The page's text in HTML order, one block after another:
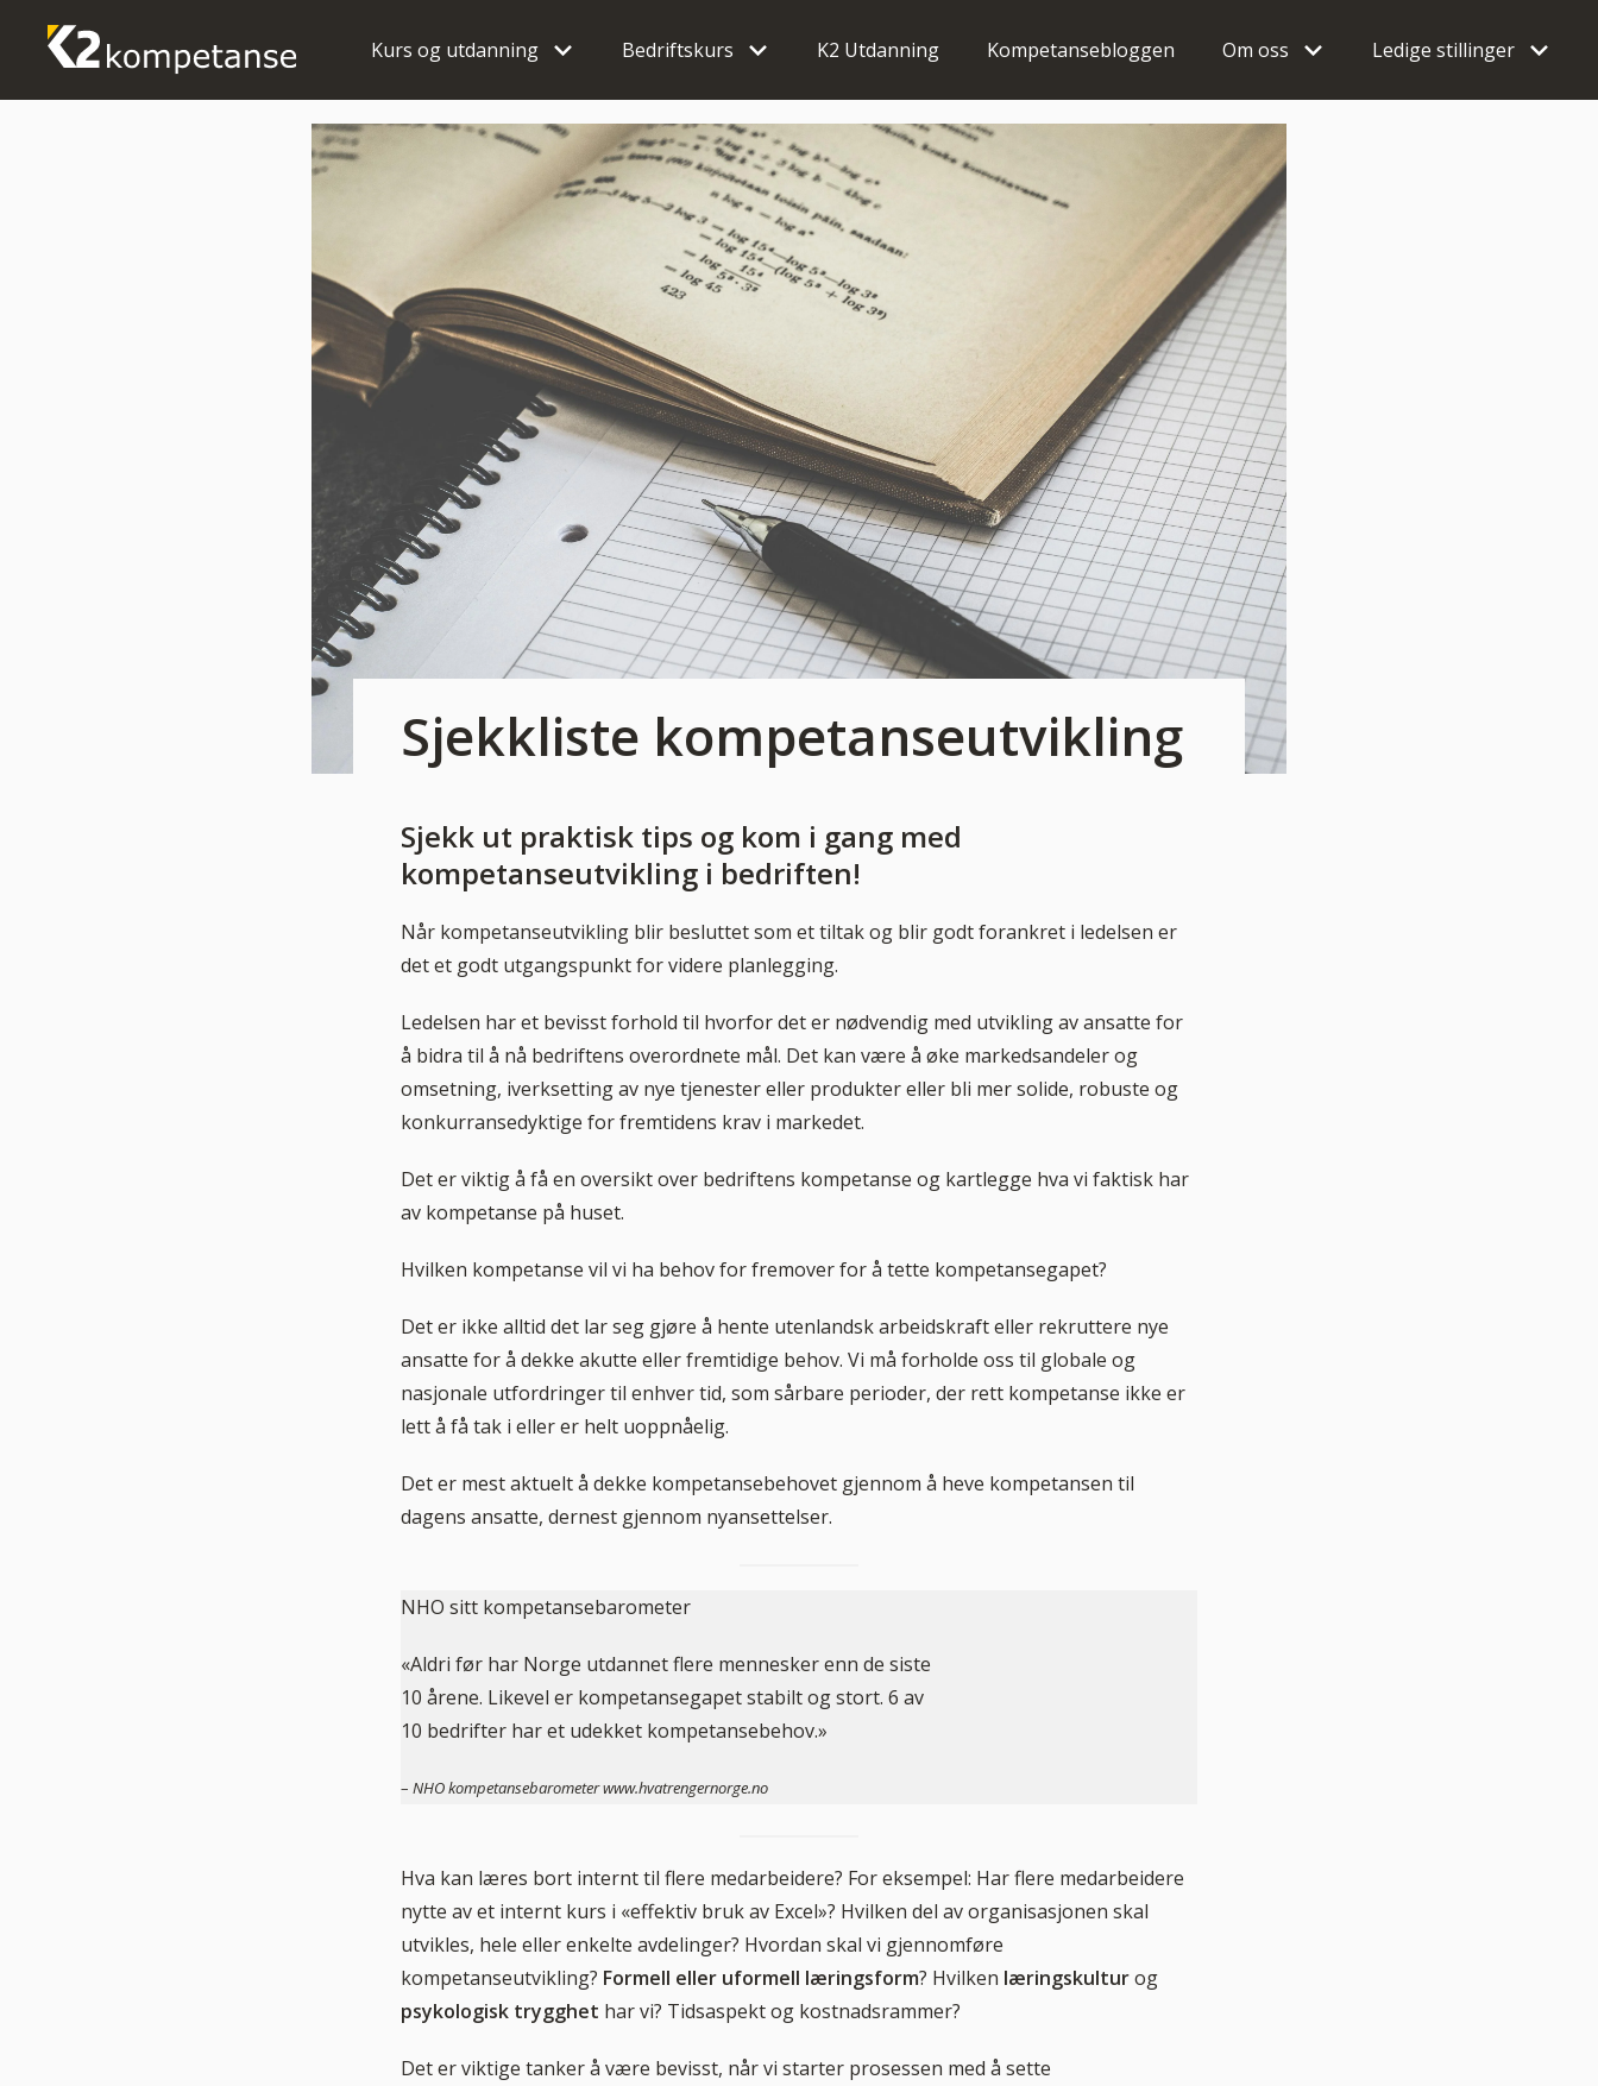
Kurs og utdanning Bedriftskurs K2 Utdanning Kompetansebloggen Om oss Ledige stillinger
Sjekkliste kompetanseutvikling
Sjekk ut praktisk tips og kom i gang med
kompetanseutvikling i bedriften!
Når kompetanseutvikling blir besluttet som et tiltak og blir godt forankret i ledelsen er
det et godt utgangspunkt for videre planlegging.
Ledelsen har et bevisst forhold til hvorfor det er nødvendig med utvikling av ansatte for
å bidra til å nå bedriftens overordnete mål. Det kan være å øke markedsandeler og
omsetning, iverksetting av nye tjenester eller produkter eller bli mer solide, robuste og
konkurransedyktige for fremtidens krav i markedet.
Det er viktig å få en oversikt over bedriftens kompetanse og kartlegge hva vi faktisk har
av kompetanse på huset.
Hvilken kompetanse vil vi ha behov for fremover for å tette kompetansegapet?
Det er ikke alltid det lar seg gjøre å hente utenlandsk arbeidskraft eller rekruttere nye
ansatte for å dekke akutte eller fremtidige behov. Vi må forholde oss til globale og
nasjonale utfordringer til enhver tid, som sårbare perioder, der rett kompetanse ikke er
lett å få tak i eller er helt uoppnåelig.
Det er mest aktuelt å dekke kompetansebehovet gjennom å heve kompetansen til
dagens ansatte, dernest gjennom nyansettelser.
NHO sitt kompetansebarometer
«Aldri før har Norge utdannet flere mennesker enn de siste
10 årene. Likevel er kompetansegapet stabilt og stort. 6 av
10 bedrifter har et udekket kompetansebehov.»
– NHO kompetansebarometer www.hvatrengernorge.no
Hva kan læres bort internt til flere medarbeidere? For eksempel: Har flere medarbeidere
nytte av et internt kurs i «effektiv bruk av Excel»? Hvilken del av organisasjonen skal
utvikles, hele eller enkelte avdelinger? Hvordan skal vi gjennomføre
kompetanseutvikling? Formell eller uformell læringsform? Hvilken læringskulturog
psykologisk trygghet har vi? Tidsaspekt og kostnadsrammer?
Det er viktige tanker å være bevisst, når vi starter prosessen med å sette